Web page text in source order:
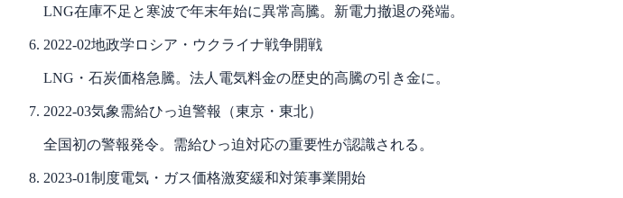
LNG在庫不足と寒波で年末年始に異常高騰。新電力撤退の発端。
2022-02地政学 ロシア・ウクライナ戦争開戦
LNG・石炭価格急騰。法人電気料金の歴史的高騰の引き金に。
2022-03気象需給ひっ迫警報（東京・東北）
全国初の警報発令。需給ひっ迫対応の重要性が認識される。
2023-01制度電気・ガス価格激変緩和対策事業開始